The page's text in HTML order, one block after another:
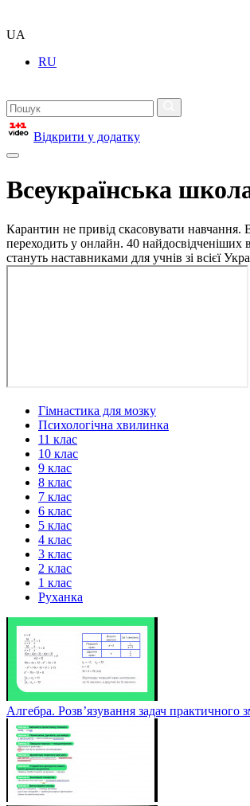
UA
RU
Відкрити у додатку
Всеукраїнська
Карантин не привід скасовувати навчання.
переходить у онлайн. 40 найдосвідченіших
стануть наставниками для учнів зі всієї
Гімнастика для мозку
Психологічна хвилинка
11 клас
10 клас
9 клас
8 клас
7 клас
6 клас
5 клас
4 клас
3 клас
2 клас
1 клас
Руханка
Алгебра. Розв’язування задач практичного